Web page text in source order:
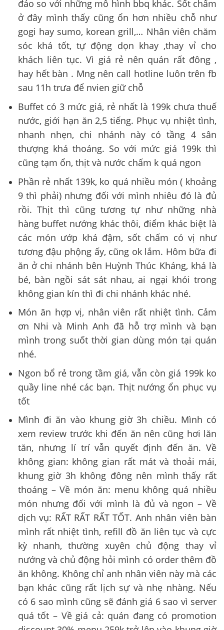
đáo so với những mô hình bbq khác. Sốt chấm
ở đây mình thấy cũng ổn hơn nhiều chỗ như
gogi hay sumo, korean grill,… Nhân viên chăm
sóc khá tốt, tự động dọn khay ,thay vỉ cho
khách liên tục. Vì giá rẻ nên quán rất đông ,
hay hết bàn . Mng nên call hotline luôn trên fb
sau 11h trưa để nvien giữ chỗ
Buffet có 3 mức giá, rẻ nhất là 199k chưa thuế
nước, giới hạn ăn 2,5 tiếng. Phục vụ nhiệt tình,
nhanh nhẹn, chi nhánh này có tầng 4 sân
thượng khá thoáng. So với mức giá 199k thì
cũng tạm ổn, thịt và nước chấm k quá ngon
Phần rẻ nhất 139k, ko quá nhiều món ( khoảng
9 thì phải) nhưng đối với mình nhiêu đó là đủ
rồi. Thịt thì cũng tương tự như những nhà
hàng buffet nướng khác thôi, điểm khác biệt là
các món ướp khá đậm, sốt chấm có vị như
tương đậu phộng ấy, cũng ok lắm. Hôm bữa đi
ăn ở chi nhánh bên Huỳnh Thúc Kháng, khá là
bé, bàn ngồi sát sát nhau, ai ngại khói trong
không gian kín thì đi chi nhánh khác nhé.
Món ăn hợp vị, nhân viên rất nhiệt tình. Cảm
ơn Nhi và Minh Anh đã hỗ trợ mình và bạn
mình trong suốt thời gian dùng món tại quán
nhé.
Ngon bổ rẻ trong tầm giá, vẫn còn giá 199k ko
quầy line nhé các bạn. Thịt nướng ổn phục vụ
tốt
Mình đi ăn vào khung giờ 3h chiều. Mình có
xem review trước khi đến ăn nên cũng hơi lăn
tăn, nhưng lí trí vẫn quyết định đến ăn. Về
không gian: không gian rất mát và thoải mái,
khung giờ 3h không đông nên mình thấy rất
thoáng – Về món ăn: menu không quá nhiều
món nhưng đối với mình là đủ và ngon – Về
dịch vụ: RẤT RẤT RẤT TỐT. Anh nhân viên bàn
mình rất nhiệt tình, refill đồ ăn liên tục và cực
kỳ nhanh, thường xuyên chủ động thay vỉ
nướng và chủ động hỏi mình có order thêm đồ
ăn không. Không chỉ anh nhân viên này mà các
bạn khác cũng rất lịch sự và nhẹ nhàng. Nếu
có 6 sao mình cũng sẽ đánh giá 6 sao vì server
quá tốt – Về giá cả: quán đang có promotion